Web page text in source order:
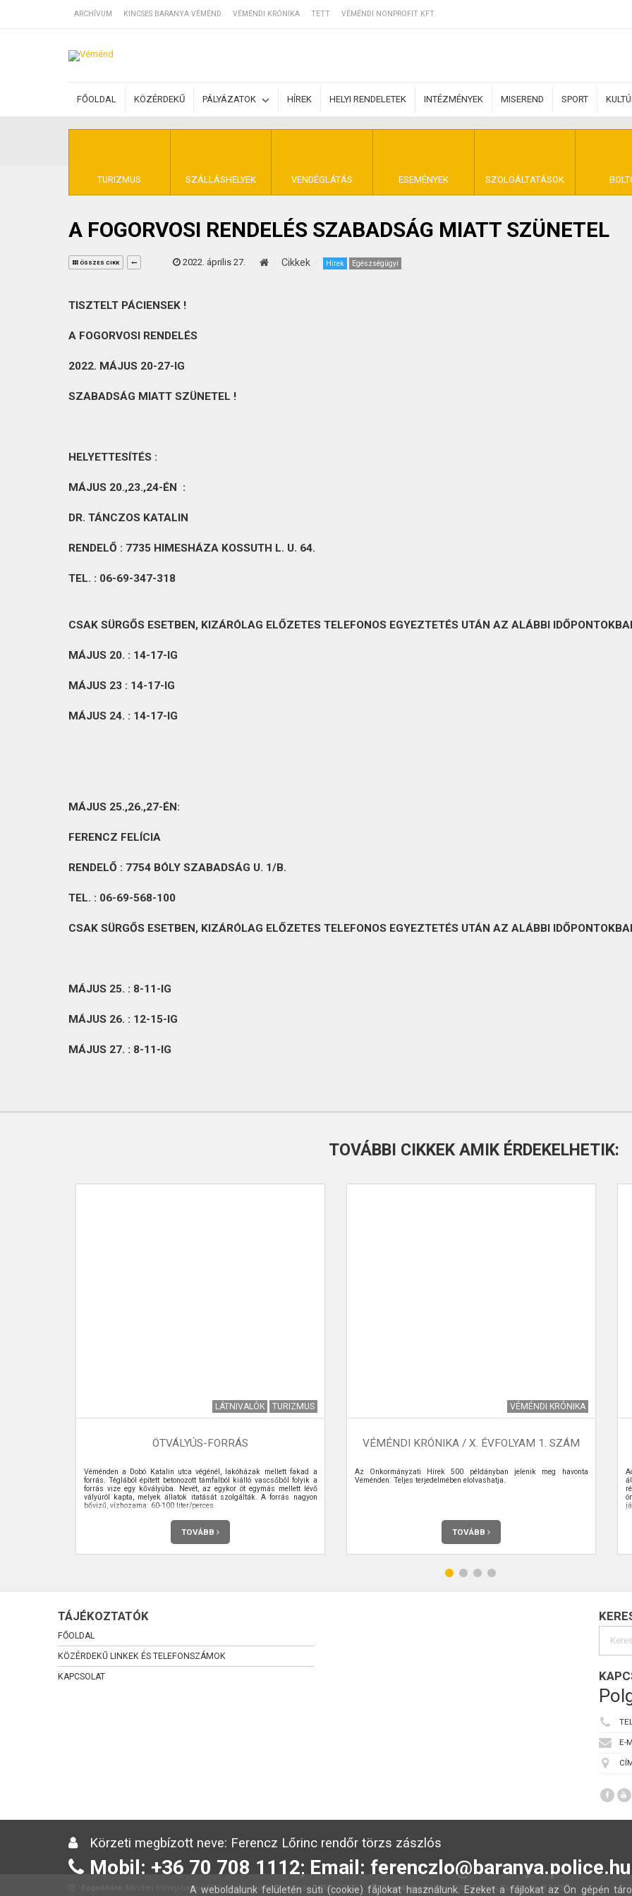
ARCHÍVUM KINCSES BARANYA VÉMÉND VÉMÉNDI KRÓNIKA TETT VÉMÉNDI NONPROFIT KFT.
FŐOLDAL KÖZÉRDEKŰ PÁLYÁZATOK HÍREK HELYI RENDELETEK INTÉZMÉNYEK MISEREND SPORT
TURIZMUS SZÁLLÁSHELYEK VENDÉGLÁTÁS ESEMÉNYEK SZOLGÁLTATÁSOK
SZÁLLÁSOK
BEJEGYZÉSEK
ÁLTALÁNOS SZERZŐDÉSI
KINCSES BARANYA VÉMÉND
KAPCSOLAT
A FOGORVOSI RENDELÉS SZABADSÁG MIATT SZÜNETEL
ÖSSZES CIKK 2022. április 27. Cikkek Hírek Egészségügyi
TISZTELT PÁCIENSEK !
A FOGORVOSI RENDELÉS
2022. MÁJUS 20-27-IG
SZABADSÁG MIATT SZÜNETEL !
HELYETTESÍTÉS :
MÁJUS 20.,23.,24-ÉN :
DR. TÁNCZOS KATALIN
RENDELŐ : 7735 HIMESHÁZA KOSSUTH L. U. 64.
TEL. : 06-69-347-318
CSAK SÜRGŐS ESETBEN, KIZÁRÓLAG ELŐZETES TELEFONOS EGYEZTETÉS UTÁN AZ ALÁBBI
MÁJUS 20. : 14-17-IG
MÁJUS 23 : 14-17-IG
MÁJUS 24. : 14-17-IG
MÁJUS 25.,26.,27-ÉN:
FERENCZ FELÍCIA
RENDELŐ : 7754 BÓLY SZABADSÁG U. 1/B.
TEL. : 06-69-568-100
CSAK SÜRGŐS ESETBEN, KIZÁRÓLAG ELŐZETES TELEFONOS EGYEZTETÉS UTÁN AZ ALÁBBI
MÁJUS 25. : 8-11-IG
MÁJUS 26. : 12-15-IG
MÁJUS 27. : 8-11-IG
TOVÁBBI CIKKEK AMIK ÉRDEKELHETIK:
LÁTNIVALÓK TURIZMUS
ÖTVÁLYÚS-FORRÁS
Véménden a Dobó Katalin utca végénél, lakóházak mellett fakad a
forrás. Téglából épített betonozott támfalból kiálló vascsőből folyik a
forrás vize egy kővályúba. Nevét, az egykor öt egymás mellett lévő
vályúról kapta, melyek állatok itatását szolgálták. A forrás nagyon
bővizű, vízhozama: 60-100 liter/perces.
TOVÁBB
VÉMÉNDI KRÓNIKA
VÉMÉNDI KRÓNIKA / X. ÉVFOLYAM 1. SZÁM
Az Önkormányzati Hírek 500 példányban jelenik meg havonta
Véménden. Teljes terjedelmében elolvashatja.
TOVÁBB
TÁJÉKOZTATÓK
FŐOLDAL
KÖZÉRDEKŰ LINKEK ÉS TELEFONSZÁMOK
KAPCSOLAT
E-
Körzeti megbízott neve: Ferencz Lőrinc rendőr törzs zászlós
Mobil: +36 70 708 1112; Email: ferenczlo@baranya.police.hu
Minden hónap harmadik hetének csütörtöki napján 13:00 - 15:00 Fogadóóra helye:7700 Mohács, Budapesti út 14/B
A weboldalunk felületén süti (cookie) fájlokat használunk. Ezeket a fájlokat az Ön gépén